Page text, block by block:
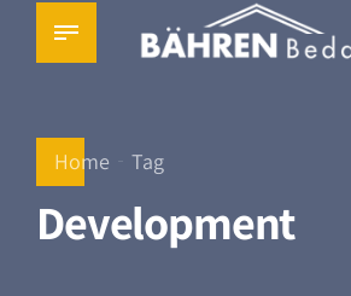
Home Tag
Development